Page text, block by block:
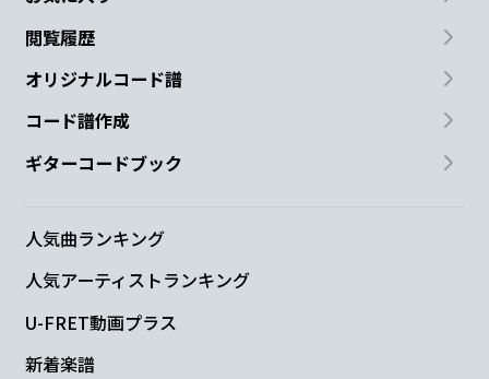
閲覧履歴
オリジナルコード譜
コード譜作成
ギターコードブック
人気曲ランキング
人気アーティストランキング
U-FRET動画プラス
新着楽譜